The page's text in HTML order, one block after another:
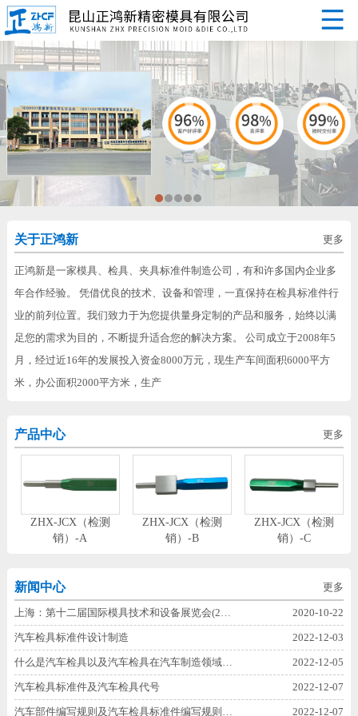
关于正鸿新 更多
正鸿新是一家模具、检具、夹具标准件制造公司，有和许多国内企业多
年合作经验。 凭借优良的技术、设备和管理，一直保持在检具标准件行
业的前列位置。我们致力于为您提供量身定制的产品和服务，始终以满
足您的需求为目的，不断提升适合您的解决方案。 公司成立于2008年5
月，经过近16年的发展投入资金8000万元，现生产车间面积6000平方
米，办公面积2000平方米，生产
产品中心 更多
ZHX-JCX（检测
销）-A
ZHX-JCX（检测
销）-B
ZHX-JCX（检测
销）-C
新闻中心 更多
上海：第十二届国际模具技术和设备展览会(2… 2020-10-22
汽车检具标准件设计制造 2022-12-03
什么是汽车检具以及汽车检具在汽车制造领域… 2022-12-05
汽车检具标准件及汽车检具代号 2022-12-07
汽车部件编写规则及汽车检具标准件编写规则… 2022-12-07